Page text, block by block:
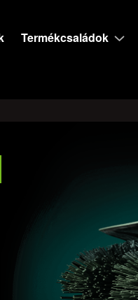
Termékcsaládok